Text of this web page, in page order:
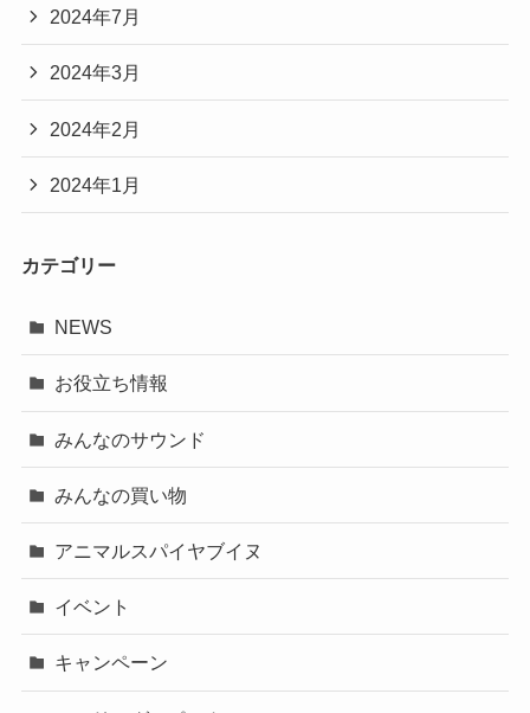
2024年7月
2024年3月
2024年2月
2024年1月
カテゴリー
NEWS
お役立ち情報
みんなのサウンド
みんなの買い物
アニマルスパイヤブイヌ
イベント
キャンペーン